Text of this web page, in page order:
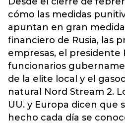
cómo las medidas
apuntan en gran
financiero de Rusia, las
empresas, el presidente
funcionarios
de la elite local y el
natural Nord Stream 2.
UU. y Europa dicen que
hecho cada día se